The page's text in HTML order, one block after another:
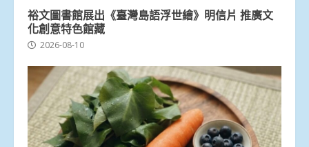
裕文圖書館展出《臺灣島語浮世繪》明信片 推廣文
化創意特色館藏
2026-08-10